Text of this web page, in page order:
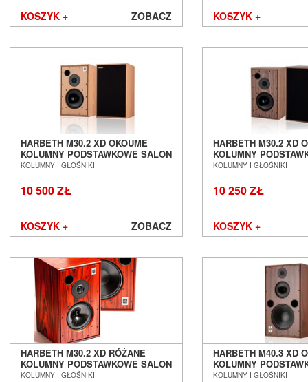
HiFiMAN
iFi Audio
Keces Audio
KEF
Kimber Kable
Kiseki
LAB12
Leben
Leema
Line Magnetic
Lyngdorf
Magnat
Magnetar
KOSZYK + ZOBACZ KOSZYK +
HARBETH M30.2 XD OKOUME
KOLUMNY PODSTAWKOWE SALON
POZNAŃ WROCŁAW
KOLUMNY I GŁOŚNIKI
10 500 ZŁ
KOSZYK + ZOBACZ
HARBETH M30.2 XD
KOLUMNY
POZNAŃ WROCŁAW
KOLUMNY I GŁOŚNIKI
10 250 ZŁ
KOSZYK +
HARBETH M30.2 XD RÓŻANE
KOLUMNY PODSTAWKOWE SALON
POZNAŃ WROCŁAW
KOLUMNY I GŁOŚNIKI
HARBETH M40.3 XD
KOLUMNY
POZNAŃ WROCŁAW
KOLUMNY I GŁOŚNIKI